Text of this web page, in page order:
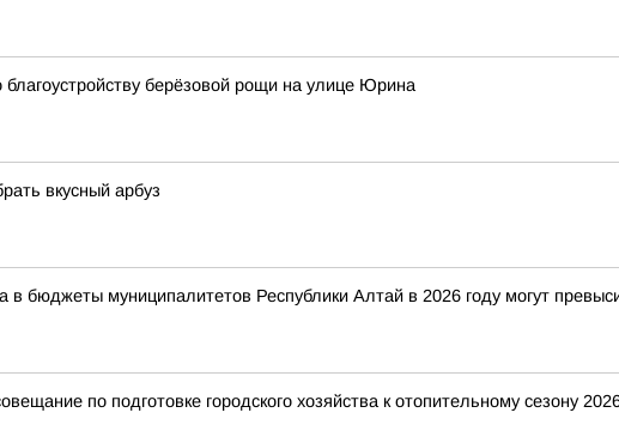
берёзовой рощи на улице Юрина
вкусный арбуз
в бюджеты муниципалитетов Республики Алтай в 2026 году могут
по подготовке городского хозяйства к отопительному сезону